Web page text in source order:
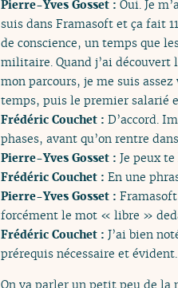
Pierre-Yves Gosset : Oui. Je
suis dans Framasoft et ça fait
de conscience, un temps que
militaire. Quand j’ai découvert
mon parcours, je me suis
temps, puis le premier salarié
Frédéric Couchet : D’accord.
phases, avant qu’on rentre
Pierre-Yves Gosset : Je peux
Frédéric Couchet : En une
Pierre-Yves Gosset :
forcément le mot « libre »
Frédéric Couchet : J’ai bien
prérequis nécessaire et
On va parler un petit peu de la